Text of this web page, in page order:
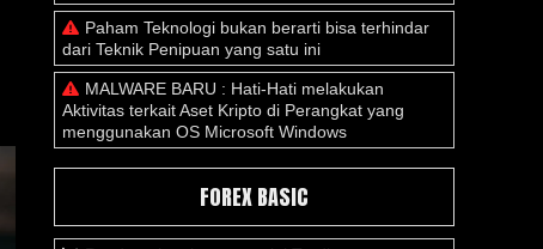
Paham Teknologi bukan berarti bisa terhindar
dari Teknik Penipuan yang satu ini
MALWARE BARU : Hati-Hati melakukan
Aktivitas terkait Aset Kripto di Perangkat yang
menggunakan OS Microsoft Windows
FOREX BASIC